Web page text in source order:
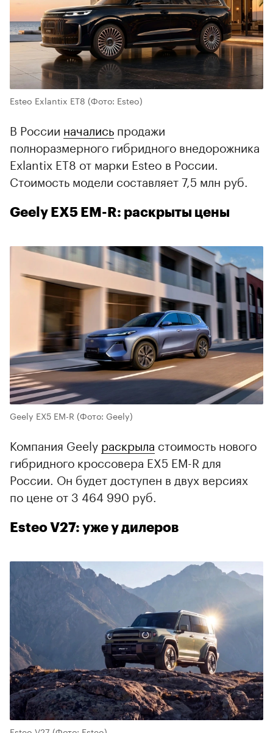
Esteo Exlantix ET8 (Фото: Esteo)
В России начались продажи
полноразмерного гибридного внедорожника
Exlantix ET8 от марки Esteo в России.
Стоимость модели составляет 7,5 млн руб.
Geely EX5 EM-R: раскрыты цены
Geely EX5 EM-R (Фото: Geely)
Компания Geely раскрыла стоимость нового
гибридного кроссовера EX5 EM-R для
России. Он будет доступен в двух версиях
по цене от 3 464 990 руб.
Esteo V27: уже у дилеров